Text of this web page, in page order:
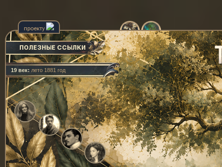
ПОЛЕЗНЫЕ ССЫЛКИ
21 век: осень 2029 год
проекту